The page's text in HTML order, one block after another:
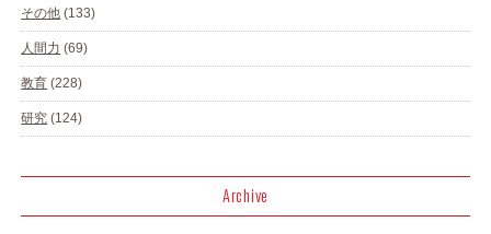
その他 (133)
人間力 (69)
教育 (228)
研究 (124)
Archive